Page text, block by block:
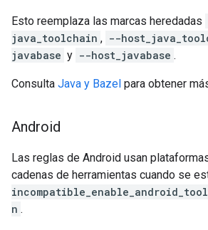
Esto reemplaza las marcas heredadas
java_toolchain , --
javabase y --host_javabase .
Consulta Java y Bazel para obtener
Android
Las reglas de Android usan
cadenas de herramientas cuando se
n .